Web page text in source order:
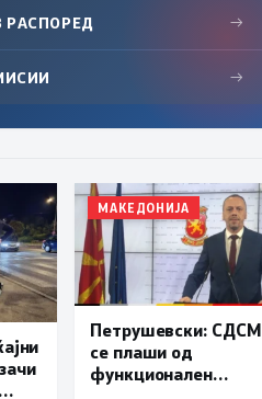
РАСПОРЕД →
→
МАКЕДОНИЈА
Петрушевски: СДСМ
се плаши од
функционален